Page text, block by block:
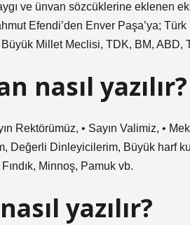
ve ünvan sözcüklerine eklenen
Efendi’den Enver Paşa’ya;
Büyük Millet Meclisi, TDK, BM,
nasıl yazılır?
Rektörümüz, • Sayın Valimiz, •
Değerli Dinleyicilerim, Büyük harf
Minnoş, Pamuk vb.
yazılır?